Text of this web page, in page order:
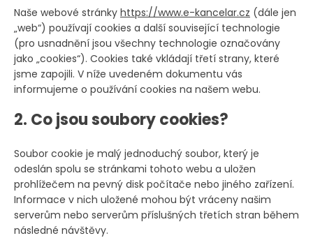
Naše webové stránky https://www.e-kancelar.cz (dále jen
„web“) používají cookies a další související technologie
(pro usnadnění jsou všechny technologie označovány
jako „cookies“). Cookies také vkládají třetí strany, které
jsme zapojili. V níže uvedeném dokumentu vás
informujeme o používání cookies na našem webu.
2. Co jsou soubory cookies?
Soubor cookie je malý jednoduchý soubor, který je
odeslán spolu se stránkami tohoto webu a uložen
prohlížečem na pevný disk počítače nebo jiného zařízení.
Informace v nich uložené mohou být vráceny našim
serverům nebo serverům příslušných třetích stran během
následné návštěvy.